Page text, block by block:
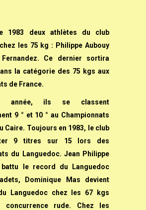
1983 deux athlètes du club
les 75 kg : Philippe Aubouy
Ce dernier sortira
la catégorie des 75 kgs aux
de France.
année, ils se classent
9 ° et 10 ° au Championnats
Caire. Toujours en 1983, le club
9 titres sur 15 lors des
du Languedoc. Jean Philippe
battu le record du Languedoc
Dominique Mas devient
Languedoc chez les 67 kgs
concurrence rude. Chez les